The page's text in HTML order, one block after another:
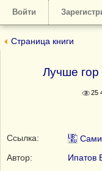
Войти
Страница книги
Лучше гор
25
Ссылка:
Автор:
Ипатов